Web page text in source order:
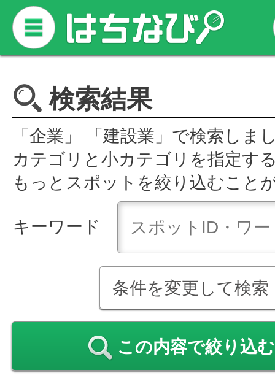
検索結果
「企業」 「建設業」で検索しま
カテゴリと小カテゴリを指定す
もっとスポットを絞り込むこと
キーワード
条件を変更して検索
この内容で絞り込む